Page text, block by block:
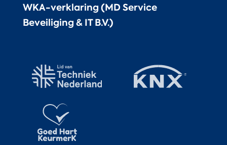
WKA-verklaring (MD Service
Beveiliging & IT B.V.)